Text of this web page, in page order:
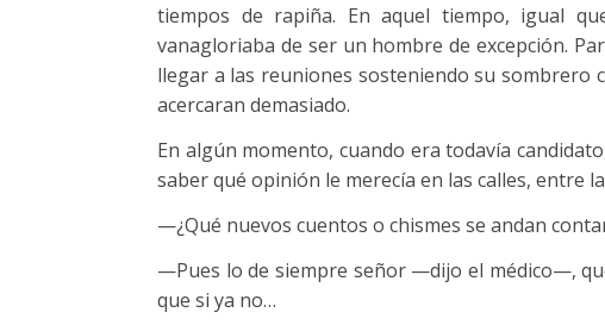
tiempos de rapiña. En aquel tiempo, igual
vanagloriaba de ser un hombre de excepción.
llegar a las reuniones sosteniendo su sombrero
acercaran demasiado.
En algún momento, cuando era todavía
saber qué opinión le merecía en las calles, entre
—¿Qué nuevos cuentos o chismes se andan
—Pues lo de siempre señor —dijo el médico—,
que si ya no…